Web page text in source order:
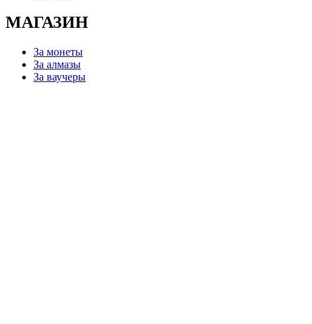
МАГАЗИН
За монеты
За алмазы
За ваучеры